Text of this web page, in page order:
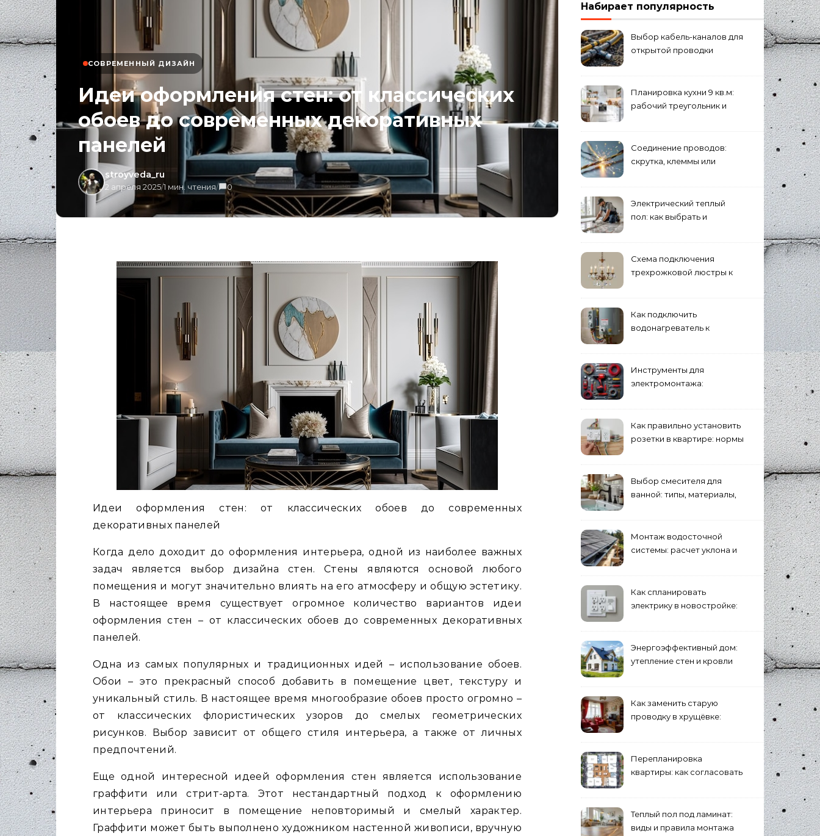
СОВРЕМЕННЫЙ ДИЗАЙН
Идеи оформления стен: от классических
обоев до современных декоративных
панелей
stroyveda_ru
2 апреля 2025/1 мин. чтения/ 0
Идеи оформления стен: от классических обоев до современных
декоративных панелей
Когда дело доходит до оформления интерьера, одной из наиболее важных
задач является выбор дизайна стен. Стены являются основой любого
помещения и могут значительно влиять на его атмосферу и общую эстетику.
В настоящее время существует огромное количество вариантов идеи
оформления стен – от классических обоев до современных декоративных
панелей.
Одна из самых популярных и традиционных идей – использование обоев.
Обои – это прекрасный способ добавить в помещение цвет, текстуру и
уникальный стиль. В настоящее время многообразие обоев просто огромно –
от классических флористических узоров до смелых геометрических
рисунков. Выбор зависит от общего стиля интерьера, а также от личных
предпочтений.
Еще одной интересной идеей оформления стен является использование
граффити или стрит-арта. Этот нестандартный подход к оформлению
интерьера приносит в помещение неповторимый и смелый характер.
Граффити может быть выполнено художником настенной живописи, вручную
Набирает популярность
Выбор кабель-каналов для
открытой проводки
Планировка кухни 9 кв.м:
рабочий треугольник и
Соединение проводов:
скрутка, клеммы или
Электрический теплый
пол: как выбрать и
Схема подключения
трехрожковой люстры к
Как подключить
водонагреватель к
Инструменты для
электромонтажа:
Как правильно установить
розетки в квартире: нормы
Выбор смесителя для
ванной: типы, материалы,
Монтаж водосточной
системы: расчет уклона и
Как спланировать
электрику в новостройке:
Энергоэффективный дом:
утепление стен и кровли
Как заменить старую
проводку в хрущёвке:
Перепланировка
квартиры: как согласовать
Теплый пол под ламинат:
виды и правила монтажа